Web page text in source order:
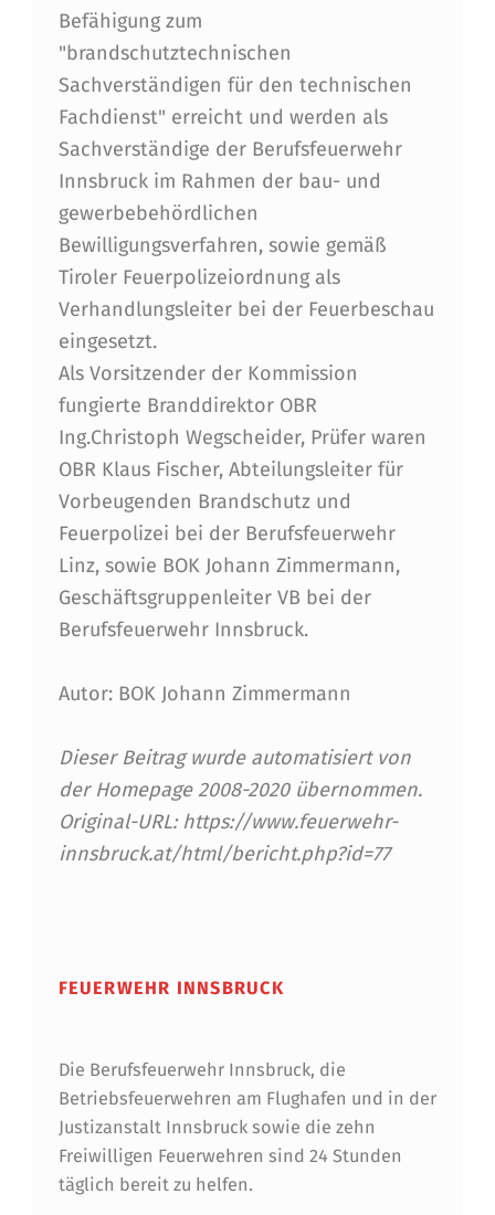
T
E
C
H
N
I
S
C
H
E
N
S
A
C
H
V
R
S
T
Ä
N
G
N
Befähigung zum
"brandschutztechnischen
Sachverständigen für den technischen
Fachdienst" erreicht und werden als
Sachverständige der Berufsfeuerwehr
Innsbruck im Rahmen der bau- und
gewerbebehördlichen
Bewilligungsverfahren, sowie gemäß
Tiroler Feuerpolizeiordnung als
Verhandlungsleiter bei der Feuerbeschau
eingesetzt.
Als Vorsitzender der Kommission
fungierte Branddirektor OBR
Ing.Christoph Wegscheider, Prüfer waren
OBR Klaus Fischer, Abteilungsleiter für
Vorbeugenden Brandschutz und
Feuerpolizei bei der Berufsfeuerwehr
Linz, sowie BOK Johann Zimmermann,
Geschäftsgruppenleiter VB bei der
Berufsfeuerwehr Innsbruck.
Autor: BOK Johann Zimmermann
Dieser Beitrag wurde automatisiert von
der Homepage 2008-2020 übernommen.
Original-URL: https://www.feuerwehr-
innsbruck.at/html/bericht.php?id=77
FEUERWEHR INNSBRUCK
Die Berufsfeuerwehr Innsbruck, die
Betriebsfeuerwehren am Flughafen und in der
Justizanstalt Innsbruck sowie die zehn
Freiwilligen Feuerwehren sind 24 Stunden
täglich bereit zu helfen.